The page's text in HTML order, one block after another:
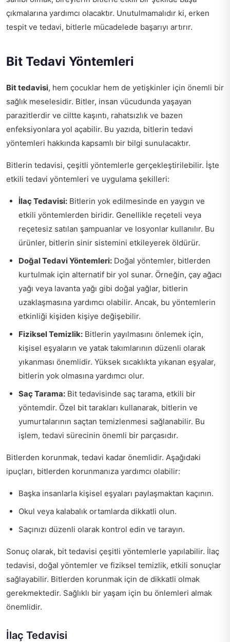
çıkmalarına yardımcı olacaktır. Unutulmamalıdır ki, erken
tespit ve tedavi, bitlerle mücadelede başarıyı artırır.
Bit Tedavi Yöntemleri
Bit tedavisi, hem çocuklar hem de yetişkinler için önemli bir
sağlık meselesidir. Bitler, insan vücudunda yaşayan
parazitlerdir ve ciltte kaşıntı, rahatsızlık ve bazen
enfeksiyonlara yol açabilir. Bu yazıda, bitlerin tedavi
yöntemleri hakkında kapsamlı bir bilgi sunulacaktır.
Bitlerin tedavisi, çeşitli yöntemlerle gerçekleştirilebilir. İşte
etkili tedavi yöntemleri ve uygulama şekilleri:
İlaç Tedavisi: Bitlerin yok edilmesinde en yaygın ve
etkili yöntemlerden biridir. Genellikle reçeteli veya
reçetesiz satılan şampuanlar ve losyonlar kullanılır. Bu
ürünler, bitlerin sinir sistemini etkileyerek öldürür.
Doğal Tedavi Yöntemleri: Doğal yöntemler, bitlerden
kurtulmak için alternatif bir yol sunar. Örneğin, çay ağacı
yağı veya lavanta yağı gibi doğal yağlar, bitlerin
uzaklaşmasına yardımcı olabilir. Ancak, bu yöntemlerin
etkinliği kişiden kişiye değişebilir.
Fiziksel Temizlik: Bitlerin yayılmasını önlemek için,
kişisel eşyaların ve yatak takımlarının düzenli olarak
yıkanması önemlidir. Yüksek sıcaklıkta yıkanan eşyalar,
bitlerin yok olmasına yardımcı olur.
Saç Tarama: Bit tedavisinde saç tarama, etkili bir
yöntemdir. Özel bit tarakları kullanarak, bitlerin ve
yumurtalarının saçtan temizlenmesi sağlanabilir. Bu
işlem, tedavi sürecinin önemli bir parçasıdır.
Bitlerden korunmak, tedavi kadar önemlidir. Aşağıdaki
ipuçları, bitlerden korunmanıza yardımcı olabilir:
Başka insanlarla kişisel eşyaları paylaşmaktan kaçının.
Okul veya kalabalık ortamlarda dikkatli olun.
Saçınızı düzenli olarak kontrol edin ve tarayın.
Sonuç olarak, bit tedavisi çeşitli yöntemlerle yapılabilir. İlaç
tedavisi, doğal yöntemler ve fiziksel temizlik, etkili sonuçlar
sağlayabilir. Bitlerden korunmak için de dikkatli olmak
gerekmektedir. Sağlıklı bir yaşam için bu önlemleri almak
önemlidir.
İlaç Tedavisi